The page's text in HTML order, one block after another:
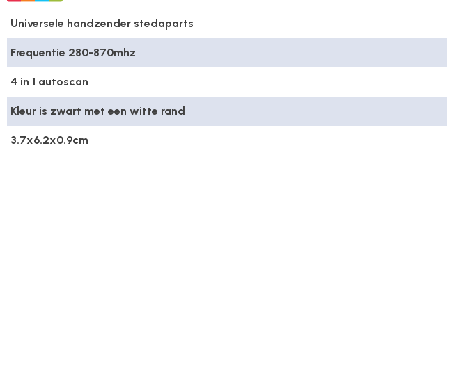
Universele handzender stedaparts
Frequentie 280-870mhz
4 in 1 autoscan
Kleur is zwart met een witte rand
3.7x6.2x0.9cm